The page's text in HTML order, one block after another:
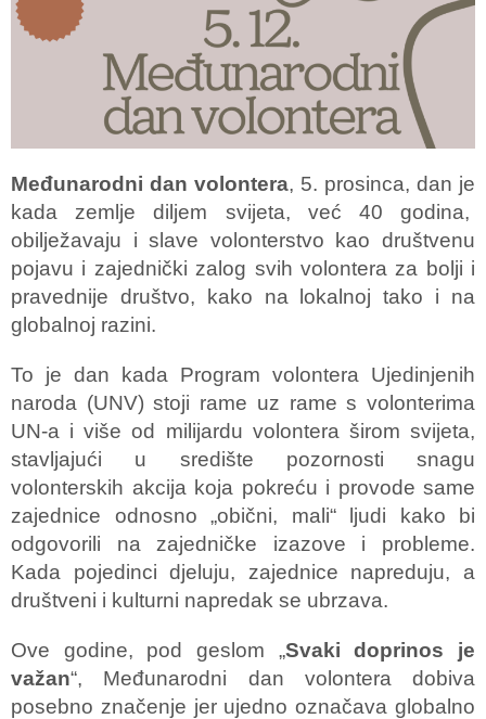
Međunarodni dan volontera, 5. prosinca, dan je
kada zemlje diljem svijeta, već 40 godina,
obilježavaju i slave volonterstvo kao društvenu
pojavu i zajednički zalog svih volontera za bolji i
pravednije društvo, kako na lokalnoj tako i na
globalnoj razini.
To je dan kada Program volontera Ujedinjenih
naroda (UNV) stoji rame uz rame s volonterima
UN-a i više od milijardu volontera širom svijeta,
stavljajući u središte pozornosti snagu
volonterskih akcija koja pokreću i provode same
zajednice odnosno „obični, mali“ ljudi kako bi
odgovorili na zajedničke izazove i probleme.
Kada pojedinci djeluju, zajednice napreduju, a
društveni i kulturni napredak se ubrzava.
Ove godine, pod geslom „Svaki doprinos je
važan“, Međunarodni dan volontera dobiva
posebno značenje jer ujedno označava globalno